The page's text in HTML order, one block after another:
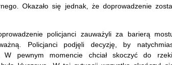
Okazało się jednak, że doprowadzenie
policjanci zauważyli za barierą
Policjanci podjęli decyzję, by
W pewnym momencie chciał skoczyć do